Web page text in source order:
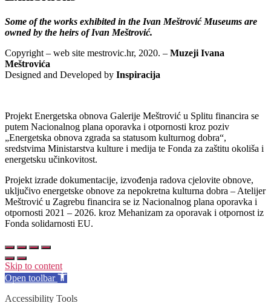
Some of the works exhibited in the Ivan Meštrović Museums are
owned by the heirs of Ivan Meštrović.
Copyright – web site mestrovic.hr, 2020. – Muzeji Ivana
Meštrovića
Designed and Developed by Inspiracija
Projekt Energetska obnova Galerije Meštrović u Splitu financira se
putem Nacionalnog plana oporavka i otpornosti kroz poziv
„Energetska obnova zgrada sa statusom kulturnog dobra“,
sredstvima Ministarstva kulture i medija te Fonda za zaštitu okoliša i
energetsku učinkovitost.
Projekt izrade dokumentacije, izvođenja radova cjelovite obnove,
uključivo energetske obnove za nepokretna kulturna dobra – Atelijer
Meštrović u Zagrebu financira se iz Nacionalnog plana oporavka i
otpornosti 2021 – 2026. kroz Mehanizam za oporavak i otpornost iz
Fonda solidarnosti EU.
Skip to content
Open toolbar
Accessibility Tools